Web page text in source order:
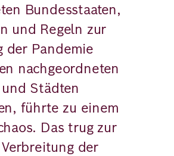
Bundesstaaten,
und Regeln zur
der Pandemie
nachgeordneten
Städten
führte zu einem
Das trug zur
der